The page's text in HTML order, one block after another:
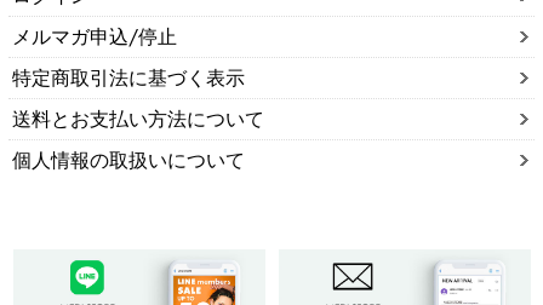
メルマガ申込/停止
特定商取引法に基づく表示
送料とお支払い方法について
個人情報の取扱いについて